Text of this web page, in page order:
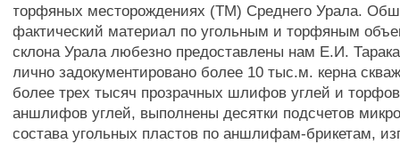
торфяных месторождениях (ТМ) Среднего Урала.
фактический материал по угольным и торфяным
склона Урала любезно предоставлены нам Е.И.
лично задокументировано более 10 тыс.м. керна
более трех тысяч прозрачных шлифов углей и
аншлифов углей, выполнены десятки подсчетов
состава угольных пластов по аншлифам-брикетам,